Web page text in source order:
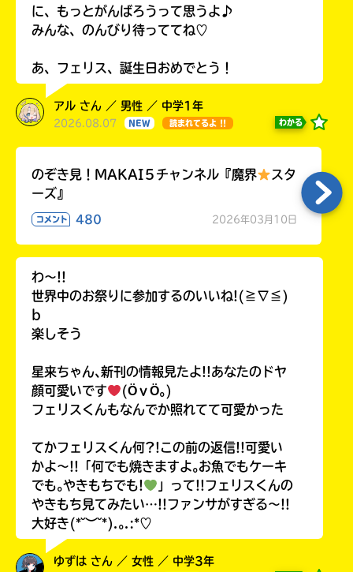
に、もっとがんばろうって思うよ♪
みんな、のんびり待っててね♡
あ、フェリス、誕生日おめでとう！
アル さん ／ 男性 ／ 中学1年
2026.08.07 NEW 読まれてるよ !! わかる
のぞき見！MAKAI５チャンネル『魔界
スタ
ーズ』
コメント 480 2026年03月10日
わ〜!!
世界中のお祭りに参加するのいいね!(≧∇≦)
b
楽しそう
星来ちゃん､新刊の情報見たよ!!あなたのドヤ
顔可愛いです
(ӦｖӦ｡)
フェリスくんもなんでか照れてて可愛かった
てかフェリスくん何?!この前の返信!!可愛い
かよ〜!!「何でも焼きますよ｡お魚でもケーキ
でも｡やきもちでも!
」って!!フェリスくんの
やきもち見てみたい…!!ファンサがすぎる〜!!
大好き(*˘︶˘*).｡.:*♡
ゆずは さん ／ 女性 ／ 中学3年